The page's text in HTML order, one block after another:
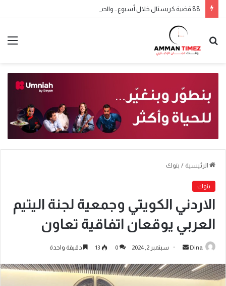
88 قضية كريستال خلال أسبوع.. والحملة الأمنية مستمرة
الرئيسية / بنوك
بنوك
الاردني الكويتي وجمعية لجنة اليتيم
العربي يوقعان اتفاقية تعاون
Dina سبتمبر 2, 2024 0
13 دقيقة واحدة